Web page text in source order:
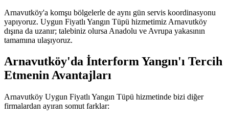
Arnavutköy'a komşu bölgelerle de aynı gün servis koordinasyonu
yapıyoruz. Uygun Fiyatlı Yangın Tüpü hizmetimiz Arnavutköy
dışına da uzanır; talebiniz olursa Anadolu ve Avrupa yakasının
tamamına ulaşıyoruz.
Arnavutköy'da İnterform Yangın'ı Tercih
Etmenin Avantajları
Arnavutköy Uygun Fiyatlı Yangın Tüpü hizmetinde bizi diğer
firmalardan ayıran somut farklar: